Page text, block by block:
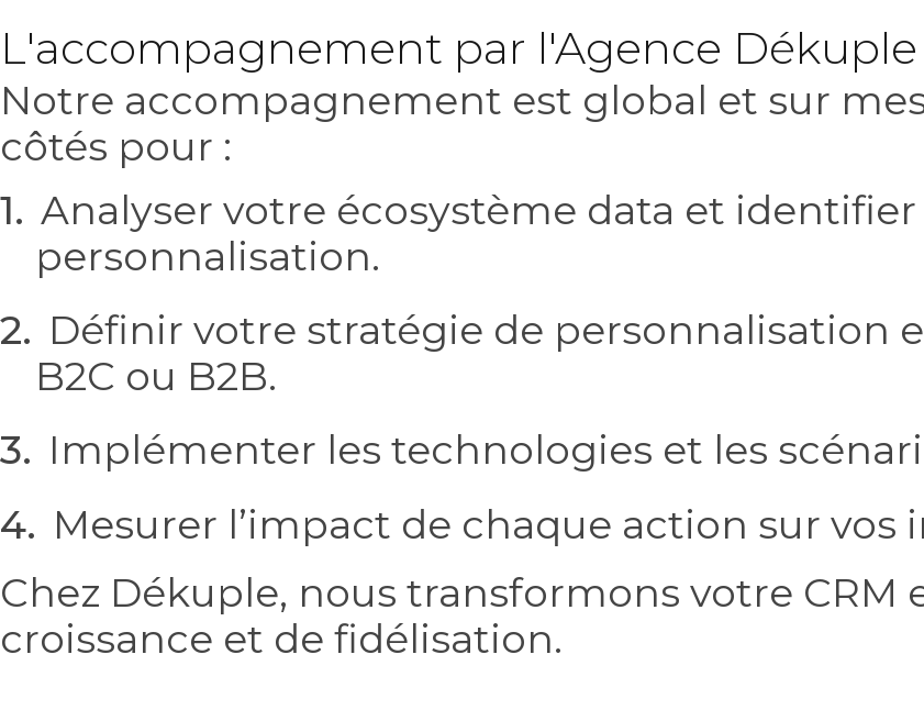
L'accompagnement par l'Agence Dékuple
Notre accompagnement est global et sur
côtés pour :
Analyser votre écosystème data et
personnalisation.
Définir votre stratégie de personnalisation
B2C ou B2B.
Implémenter les technologies et les
Mesurer l’impact de chaque action sur
Chez Dékuple, nous transformons votre
croissance et de fidélisation.